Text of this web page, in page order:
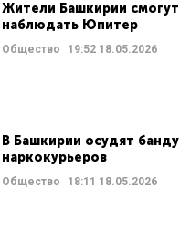
Жители Башкирии смогут
наблюдать Юпитер
Общество 19:5218.05.2026
В Башкирии осудят банду
наркокурьеров
Общество 18:11 18.05.2026